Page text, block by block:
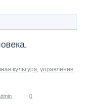
культура,управление
0